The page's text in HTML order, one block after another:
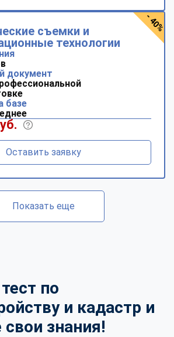
съемки и
технологии
документ
базе
Оставить заявку
- 40%
Показать еще
по
и кадастр и
свои знания!